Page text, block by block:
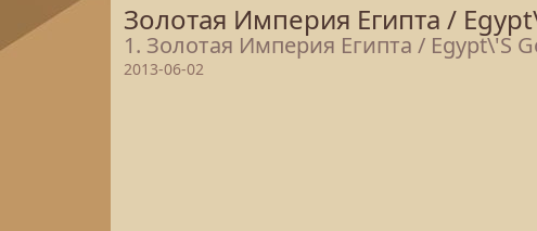
Золотая Империя Египта /
1. Золотая Империя Египта / Egypt\'S
2013-06-02